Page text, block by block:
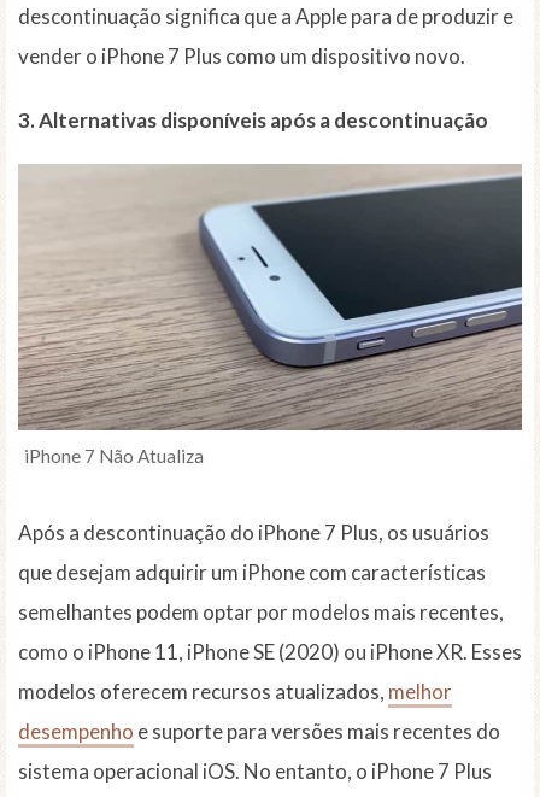
descontinuação significa que a Apple para de produzir e
vender o iPhone 7 Plus como um dispositivo novo.
3. Alternativas disponíveis após a descontinuação
iPhone 7 Não Atualiza
Após a descontinuação do iPhone 7 Plus, os usuários
que desejam adquirir um iPhone com características
semelhantes podem optar por modelos mais recentes,
como o iPhone 11, iPhone SE (2020) ou iPhone XR. Esses
modelos oferecem recursos atualizados, melhor
desempenho e suporte para versões mais recentes do
sistema operacional iOS. No entanto, o iPhone 7 Plus